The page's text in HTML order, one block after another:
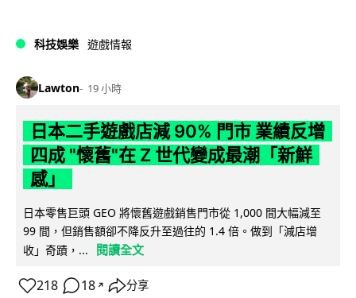
科技娛樂 遊戲情報
Lawton 19 小時
日本二手遊戲店減 90% 門市 業績反增
四成 "懷舊"在 Z 世代變成最潮「新鮮
感」
日本零售巨頭 GEO 將懷舊遊戲銷售門市從 1,000 間大幅減至
99 間，但銷售額卻不降反升至過往的 1.4 倍。做到「減店增
收」奇蹟，...
閱讀全文
218 18 ↗ 分享